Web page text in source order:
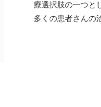
療選択肢の一つと
多くの患者さんの